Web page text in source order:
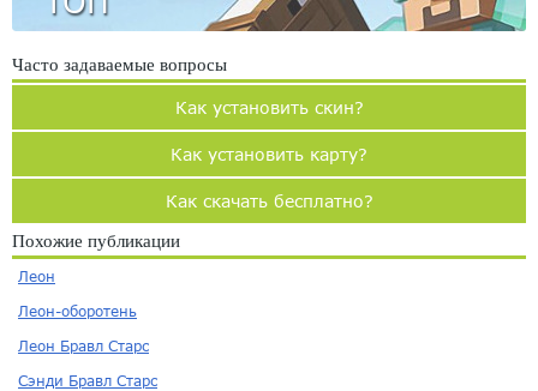
Часто задаваемые вопросы
Как установить скин?
Как установить карту?
Как скачать бесплатно?
Похожие публикации
Леон
Леон-оборотень
Леон Бравл Старс
Сэнди Бравл Старс